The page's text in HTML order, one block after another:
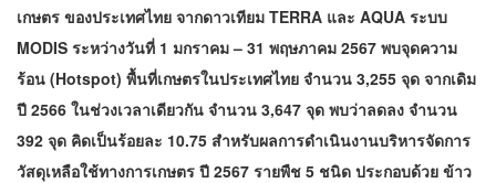
เกษตร ของประเทศไทย จากดาวเทียม TERRA และ AQUA ระบบ
MODIS ระหว่างวันที่ 1 มกราคม – 31 พฤษภาคม 2567 พบจุดความ
ร้อน (Hotspot) พื้นที่เกษตรในประเทศไทย จำนวน 3,255 จุด จากเดิม
ปี 2566 ในช่วงเวลาเดียวกัน จำนวน 3,647 จุด พบว่าลดลง จำนวน
392 จุด คิดเป็นร้อยละ 10.75 สำหรับผลการดำเนินงานบริหารจัดการ
วัสดุเหลือใช้ทางการเกษตร ปี 2567 รายพืช 5 ชนิด ประกอบด้วย ข้าว